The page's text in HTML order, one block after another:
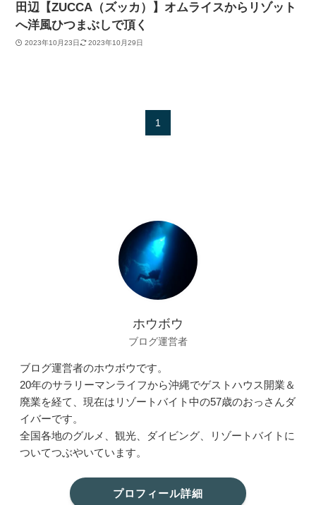
田辺【ZUCCA（ズッカ）】オムライスからリゾット
へ洋風ひつまぶしで頂く
2023年10月23日 2023年10月29日
1
ホウボウ
ブログ運営者
ブログ運営者のホウボウです。
20年のサラリーマンライフから沖縄でゲストハウス開業＆
廃業を経て、現在はリゾートバイト中の57歳のおっさんダ
イバーです。
全国各地のグルメ、観光、ダイビング、リゾートバイトに
ついてつぶやいています。
プロフィール詳細